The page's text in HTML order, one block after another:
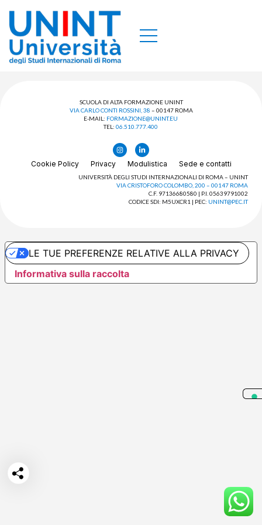
SCUOLA DI ALTA FORMAZIONE UNINT
VIA CARLO CONTI ROSSINI, 38 – 00147 ROMA
E-MAIL: FORMAZIONE@UNINT.EU
TEL: 06.510.777.400
Cookie Policy Privacy Modulistica Sede e contatti
UNIVERSITÀ DEGLI STUDI INTERNAZIONALI DI ROMA – UNINT
VIA CRISTOFORO COLOMBO, 200 – 00147 ROMA
C.F. 97136680580 | P.I. 05639791002
CODICE SDI: M5UXCR1 | PEC: UNINT@PEC.IT
Informativa sulla raccolta
LE TUE PREFERENZE RELATIVE ALLA PRIVACY